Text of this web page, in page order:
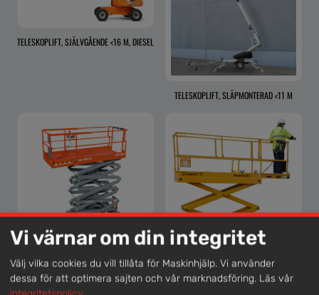
TELESKOPLIFT, SJÄLVGÅENDE <16 M, DIESEL
TELESKOPLIFT, SLÄPMONTERAD <11 M
SAXLIFT, SJÄLVGÅENDE <10 M
Vi värnar om din integritet
Välj vilka cookies du vill tillåta för Maskinhjälp. Vi använder
dessa för att optimera sajten och vår marknadsföring. Läs vår